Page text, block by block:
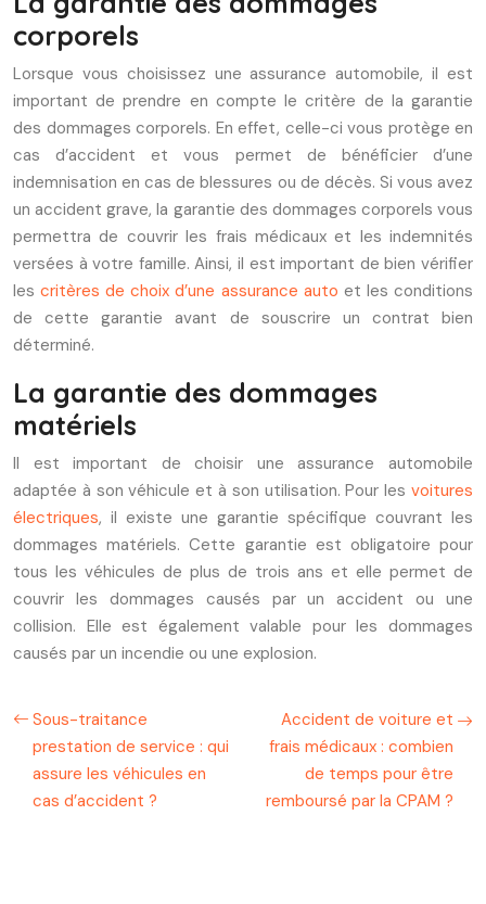
corporels
Lorsque vous choisissez une assurance automobile, il est
important de prendre en compte le critère de la garantie
des dommages corporels. En effet, celle-ci vous protège en
cas d’accident et vous permet de bénéficier d’une
indemnisation en cas de blessures ou de décès. Si vous avez
un accident grave, la garantie des dommages corporels vous
permettra de couvrir les frais médicaux et les indemnités
versées à votre famille. Ainsi, il est important de bien vérifier
lescritères de choix d’une assurance auto et les conditions
de cette garantie avant de souscrire un contrat bien
déterminé.
La garantie des dommages
matériels
Il est important de choisir une assurance automobile
adaptée à son véhicule et à son utilisation. Pour les voitures
électriques, il existe une garantie spécifique couvrant les
dommages matériels. Cette garantie est obligatoire pour
tous les véhicules de plus de trois ans et elle permet de
couvrir les dommages causés par un accident ou une
collision. Elle est également valable pour les dommages
causés par un incendie ou une explosion.
Sous-traitance
prestation de service : qui
assure les véhicules en
cas d’accident ?
Accident de voiture et
frais médicaux : combien
de temps pour être
remboursé par la CPAM ?